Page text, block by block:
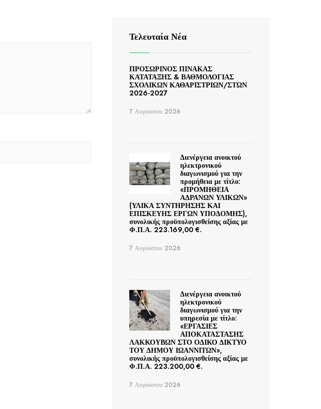
Τελευταία Νέα
ΠΡΟΣΩΡΙΝΟΣ ΠΙΝΑΚΑΣ
ΚΑΤΑΤΑΞΗΣ & ΒΑΘΜΟΛΟΓΙΑΣ
ΣΧΟΛΙΚΩΝ ΚΑΘΑΡΙΣΤΡΙΩΝ/ΣΤΩΝ
2026-2027
7 Αυγούστου 2026
Διενέργεια ανοικτού
ηλεκτρονικού
διαγωνισμού για την
προμήθεια με τίτλο:
«ΠΡΟΜΗΘΕΙΑ
ΑΔΡΑΝΩΝ ΥΛΙΚΩΝ»
(ΥΛΙΚΑ ΣΥΝΤΗΡΗΣΗΣ ΚΑΙ
ΕΠΙΣΚΕΥΗΣ ΕΡΓΩΝ ΥΠΟΔΟΜΗΣ),
συνολικής προϋπολογισθείσης αξίας με
Φ.Π.Α. 223.169,00 €.
7 Αυγούστου 2026
Διενέργεια ανοικτού
ηλεκτρονικού
διαγωνισμού για την
υπηρεσία με τίτλο:
«ΕΡΓΑΣΙΕΣ
ΑΠΟΚΑΤΑΣΤΑΣΗΣ
ΛΑΚΚΟΥΒΩΝ ΣΤΟ ΟΔΙΚΟ ΔΙΚΤΥΟ
ΤΟΥ ΔΗΜΟΥ ΙΩΑΝΝΙΤΩΝ»,
συνολικής προϋπολογισθείσης αξίας με
Φ.Π.Α. 223.200,00 €.
7 Αυγούστου 2026